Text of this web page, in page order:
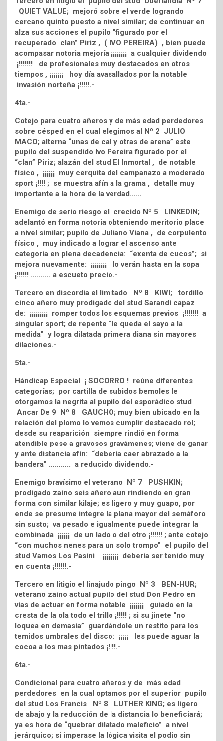
QUIET VALUE; mejoró sobre el verde logrando
cercano quinto puesto a nivel similar; de continuar en
alza sus acciones el pupilo “figurado por el
recuperado clan” Piriz , ( IVO PEREIRA) , bien puede
acompasar notoria mejoría ¡¡¡¡¡¡¡¡ a cualquier dividendo
¡!!!!!!! de profesionales muy destacados en otros
tiempos , ¡¡¡¡¡¡¡ hoy día avasallados por la notable
invasión norteña ¡!!!!!.-
4ta.-
Cotejo para cuatro añeros y de más edad perdedores
sobre césped en el cual elegimos al Nº 2 JULIO
MACO; alterna “unas de cal y otras de arena” este
pupilo del suspendido Ivo Pereira figurado por el
“clan” Piriz; alazán del stud El Inmortal , de notable
físico , ¡¡¡¡¡¡ muy cerquita del campanazo a moderado
sport ¡!!!! ; se muestra afín a la grama , detalle muy
importante a la hora de la verdad……
Enemigo de serio riesgo el crecido Nº 5 LINKEDIN;
adelantó en forma notoria obteniendo meritorio place
a nivel similar; pupilo de Juliano Viana , de corpulento
físico , muy indicado a lograr el ascenso ante
categoría en plena decadencia: “exenta de cucos”; si
mejora nuevamente: ¡¡¡¡¡¡¡¡ lo verán hasta en la sopa
¡!!!!!! ………. a escueto precio.-
Tercero en discordia el limitado Nº 8 KIWI; tordillo
cinco añero muy prodigado del stud Sarandí capaz
de: ¡¡¡¡¡¡¡¡¡ romper todos los esquemas previos ¡!!!!!!! a
singular sport; de repente “le queda el sayo a la
medida” y logra dilatada primera diana sin mayores
dilaciones.-
5ta.-
Hándicap Especial ¡ SOCORRO ! reúne diferentes
categorías; por cartilla de subidos bemoles le
otorgamos la negrita al pupilo del esporádico stud
Ancar De 9 Nº 8 GAUCHO; muy bien ubicado en la
relación del plomo lo vemos cumplir destacado rol;
desde su reaparición siempre rindió en forma
atendible pese a gravosos gravámenes; viene de ganar
y ante distancia afín: “debería caer abrazado a la
bandera” ……….. a reducido dividendo.-
Enemigo bravísimo el veterano Nº 7 PUSHKIN;
prodigado zaino seis añero aun rindiendo en gran
forma con similar kilaje; es ligero y muy guapo, por
ende se presume integre la plana mayor del semáforo
sin susto; va pesado e igualmente puede integrar la
combinada ¡¡¡¡¡¡ de un lado o del otro ¡!!!!!! ; ante cotejo
“con muchos nenes para un solo trompo” el pupilo del
stud Vamos Los Pasini ¡¡¡¡¡¡¡¡ debería ser tenido muy
en cuenta ¡!!!!!!.-
Tercero en litigio el linajudo pingo Nº 3 BEN-HUR;
veterano zaino actual pupilo del stud Don Pedro en
vías de actuar en forma notable ¡¡¡¡¡¡¡ guiado en la
cresta de la ola todo el trillo ¡!!!!! ; si su jinete “no
loquea en demasía” guardándole un restito para los
temidos umbrales del disco: ¡¡¡¡¡ les puede aguar la
cocoa a los mas pintados ¡!!!!.-
6ta.-
Condicional para cuatro añeros y de más edad
perdedores en la cual optamos por el superior pupilo
del stud Los Francis Nº 8 LUTHER KING; es ligero
de abajo y la reducción de la distancia lo beneficiará;
ya es hora de “quebrar dilatado maleficio” a nivel
jerárquico; si imperase la lógica visita el podio sin